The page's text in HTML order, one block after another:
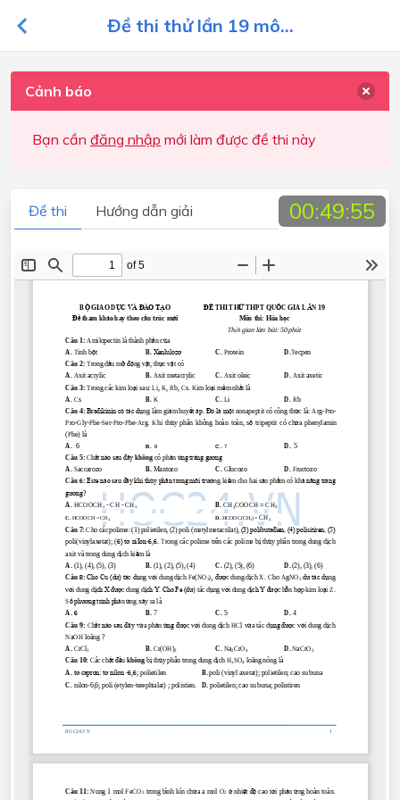
Đề thi thử lần 19 mô...
Cảnh báo
Bạn cần đăng nhập mới làm được đề thi này
Đề thi Hướng dẫn giải 00:49:55